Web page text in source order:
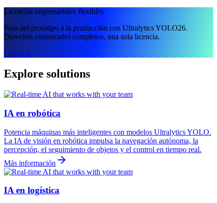
Licencias empresariales flexibles
Pasa del prototipo a la producción con Ultralytics YOLO26.
Derechos comerciales completos, una sola licencia.
Empezar
Explore solutions
IA en robótica
Potencia máquinas más inteligentes con modelos Ultralytics YOLO.
La IA de visión en robótica impulsa la navegación autónoma, la
percepción, el seguimiento de objetos y el control en tiempo real.
Más información
IA en logística